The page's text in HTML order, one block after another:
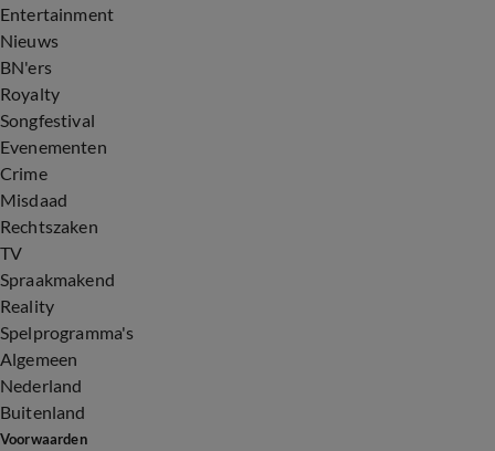
Entertainment
Nieuws
BN'ers
Royalty
Songfestival
Evenementen
Crime
Misdaad
Rechtszaken
TV
Spraakmakend
Reality
Spelprogramma's
Algemeen
Nederland
Buitenland
Voorwaarden